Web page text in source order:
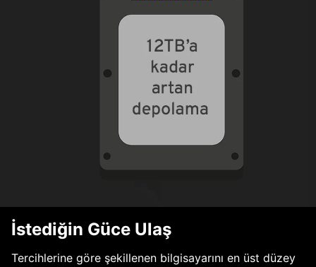
İstediğin Güce Ulaş
Tercihlerine göre şekillenen bilgisayarını en üst düzey